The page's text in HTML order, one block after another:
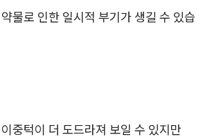
물로 인한 일시적 부기가 생길 수 있습
중턱이 더 도드라져 보일 수 있지만